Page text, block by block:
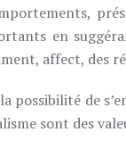
en
affect, des
possibilité de
sont des